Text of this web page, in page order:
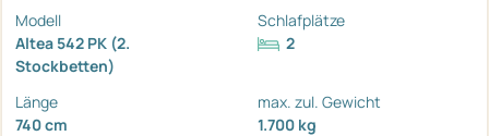
Modell
Altea 542 PK (2.
Stockbetten)
Schlafplätze
2
Länge
740 cm
max. zul. Gewicht
1.700 kg